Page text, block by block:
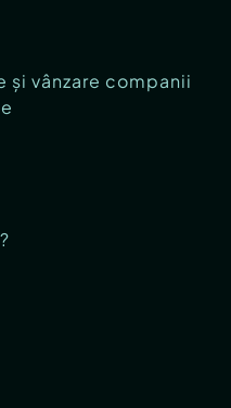
vânzare companii